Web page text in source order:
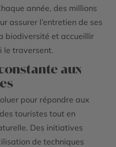
année, des millions
assurer l’entretien de ses
biodiversité et accueillir
le traversent.
aux
pour répondre aux
touristes tout en
Des initiatives
de techniques